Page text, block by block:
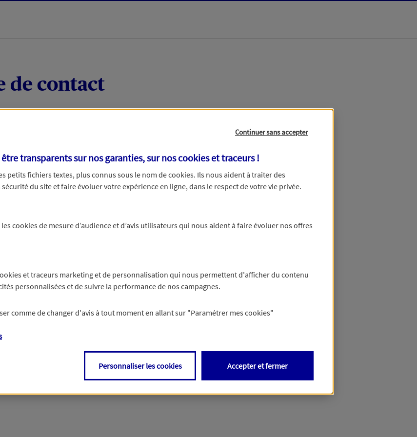
de contact
vous concernant. Pour plus d’informations,
Continuer sans accepter
être transparents sur nos garanties, sur noscookies et traceurs!
petits fichiers textes, plus connus sous le nom decookies. Ils nous aident à traiter des
du site et faire évoluer votre expérience en ligne, dans le respect de votre vie privée.
cookies de mesure d’audience et d’avis utilisateurs qui nous aident à faire évoluer nos offres
et traceurs marketing et de personnalisation qui nous permettent d'afficher du contenu
personnalisées et de suivre la performance de nos campagnes.
comme de changer d'avis à tout moment en allant sur "Paramétrer mes cookies"
Personnaliser les cookies Accepter et fermer